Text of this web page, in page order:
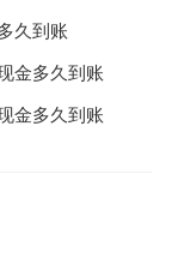
久到账
金多久到账
金多久到账